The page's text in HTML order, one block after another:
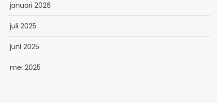
januari 2026
juli 2025
juni 2025
mei 2025